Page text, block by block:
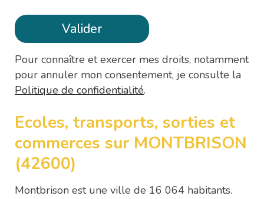
Pour connaître et exercer mes droits, notamment
pour annuler mon consentement, je consulte la
Politique de confidentialité.
Ecoles, transports, sorties et
commerces sur MONTBRISON
(42600)
Montbrison est une ville de 16 064 habitants.